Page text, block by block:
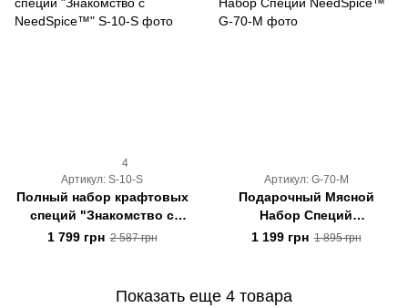
4
Артикул: S-10-S
Полный набор крафтовых
специй "Знакомство с
NeedSpice™"
1 799 грн 2 587 грн
Артикул: G-70-M
Подарочный Мясной
Набор Специй
NeedSpice™
1 199 грн 1 895 грн
Показать еще 4 товара